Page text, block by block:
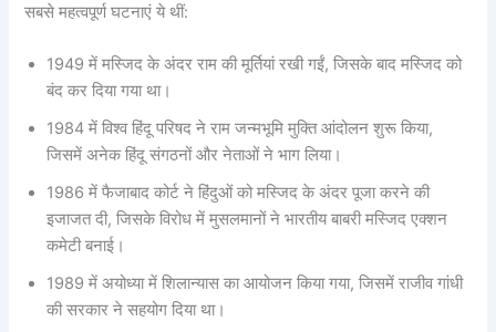
सबसे महत्वपूर्ण घटनाएं ये थीं:
1949 में मस्जिद के अंदर राम की मूर्तियां रखी गईं, जिसके बाद मस्जिद को
बंद कर दिया गया था।
1984 में विश्व हिंदू परिषद ने राम जन्मभूमि मुक्ति आंदोलन शुरू किया,
जिसमें अनेक हिंदू संगठनों और नेताओं ने भाग लिया।
1986 में फैजाबाद कोर्ट ने हिंदुओं को मस्जिद के अंदर पूजा करने की
इजाजत दी, जिसके विरोध में मुसलमानों ने भारतीय बाबरी मस्जिद एक्शन
कमेटी बनाई।
1989 में अयोध्या में शिलान्यास का आयोजन किया गया, जिसमें राजीव गांधी
की सरकार ने सहयोग दिया था।